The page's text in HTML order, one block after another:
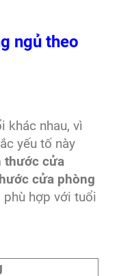
ngủ theo
khác nhau, vì
yếu tố này
thước cửa
cửa phòng
hợp với tuổi